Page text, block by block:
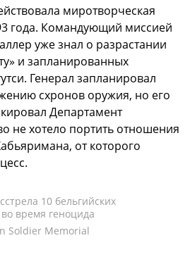
миротворческая
года. Командующий миссией
уже знал о разрастании
и запланированных
Генерал запланировал
схронов оружия, но его
Департамент
не хотело портить отношения
от которого
10 бельгийских
время геноцида
Soldier Memorial